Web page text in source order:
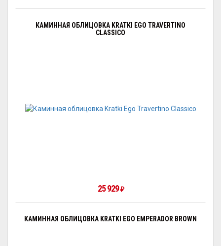
КАМИННАЯ ОБЛИЦОВКА KRATKI EGO TRAVERTINO
CLASSICO
25 929₽
КАМИННАЯ ОБЛИЦОВКА KRATKI EGO EMPERADOR BROWN